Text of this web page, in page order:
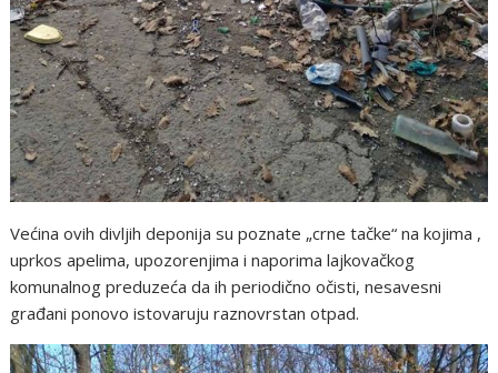
Većina ovih divljih deponija su poznate „crne tačke“ na kojima ,
uprkos apelima, upozorenjima i naporima lajkovačkog
komunalnog preduzeća da ih periodično očisti, nesavesni
građani ponovo istovaruju raznovrstan otpad.